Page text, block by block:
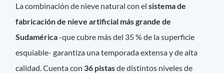
La combinación de nieve natural con el sistema de
fabricación de nieve artificial más grande de
Sudamérica-que cubre más del 35 % de la superficie
esquiable- garantiza una temporada extensa y de alta
calidad. Cuenta con 36 pistasde distintos niveles de